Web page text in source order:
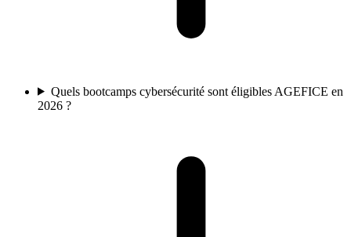
Quels bootcamps cybersécurité sont éligibles AGEFICE en
2026 ?